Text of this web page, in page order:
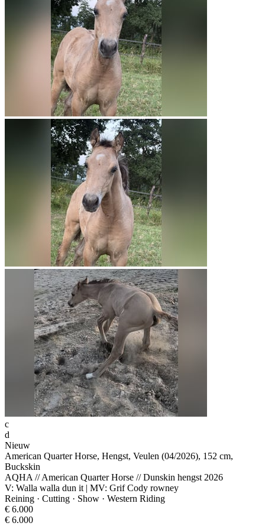
c
d
Nieuw
American Quarter Horse, Hengst, Veulen (04/2026), 152 cm,
Buckskin
AQHA // American Quarter Horse // Dunskin hengst 2026
V: Walla walla dun it | MV: Grif Cody rowney
Reining · Cutting · Show · Western Riding
€ 6.000
€ 6.000